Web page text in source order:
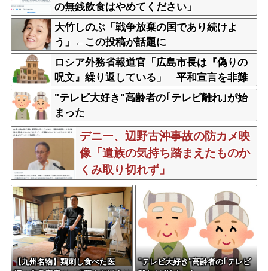
の無銭飲食はやめてください」
大竹しのぶ「戦争放棄の国であり続けよ
う」←この投稿が話題に
ロシア外務省報道官「広島市長は『偽りの
呪文』繰り返している」 平和宣言を非難
"テレビ大好き"高齢者の｢テレビ離れ｣が始
まった
デニー、辺野古沖事故の防カメ映
像「遺族の気持ち踏まえたものか
くみ取り切れず」
【九州名物】鶏刺し食べた医
"テレビ大好き"高齢者の｢テレビ